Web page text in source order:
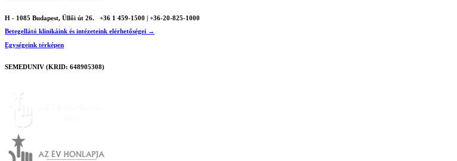
H - 1085 Budapest, Üllői út 26.
+36 1 459-1500 | +36-20-825-1000
Betegellátó klinikáink és intézeteink elérhetőségei →
Egységeink térképen
SEMEDUNIV (KRID: 648905308)